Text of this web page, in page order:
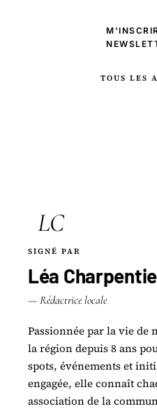
TOUS LES
LC
SIGNÉ PAR
Léa
— Rédactrice locale
Passionnée par la vie de
la région depuis 8 ans
spots, événements et
engagée, elle connaît
association de la